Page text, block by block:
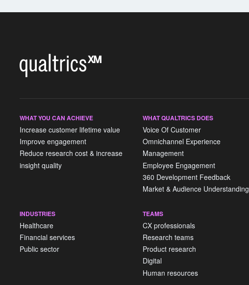
WHAT YOU CAN ACHIEVE
Increase customer lifetime value
Improve engagement
Reduce research cost & increase
insight quality
WHAT QUALTRICS DOES
Voice Of Customer
Omnichannel Experience
Management
Employee Engagement
360 Development Feedback
Market & Audience Understanding
INDUSTRIES
Healthcare
Financial services
Public sector
TEAMS
CX professionals
Research teams
Product research
Digital
Human resources